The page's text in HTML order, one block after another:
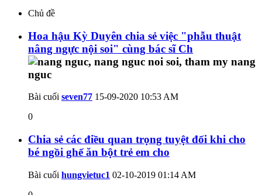
Chủ đề
Hoa hậu Kỳ Duyên chia sẻ việc "phẫu thuật
nâng ngực nội soi" cùng bác sĩ Ch
Bài cuối seven77 15-09-2020 10:53 AM
0
Chia sẻ các điều quan trọng tuyệt đối khi cho
bé ngồi ghế ăn bột trẻ em cho
Bài cuối hungvietuc1 02-10-2019 01:14 AM